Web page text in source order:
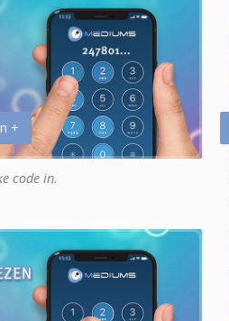
+
code in.